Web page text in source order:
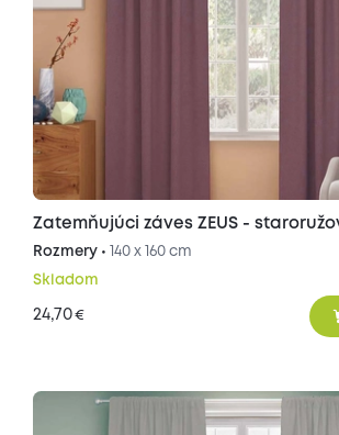
Zatemňujúci záves ZEUS -
Rozmery • 140 x 160 cm
Skladom
24,70€